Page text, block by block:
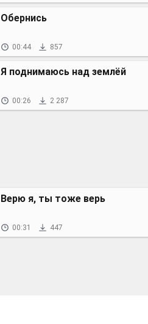
Обернись
00:44 857
Я поднимаюсь над землёй
00:26 2 287
Верю я, ты тоже верь
00:31 447